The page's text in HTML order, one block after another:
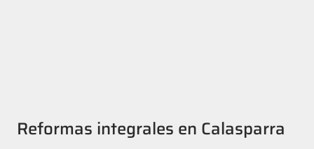
Reformas integrales en Calasparra